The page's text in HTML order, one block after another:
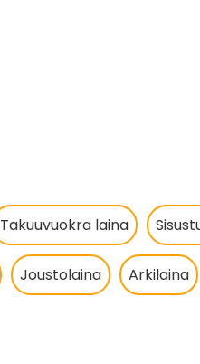
Takuuvuokra laina
Joustolaina Arkilaina